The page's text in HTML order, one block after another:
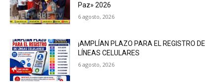
Paz» 2026
6 agosto, 2026
¡AMPLÍAN PLAZO PARA EL REGISTRO DE
LÍNEAS CELULARES
6 agosto, 2026